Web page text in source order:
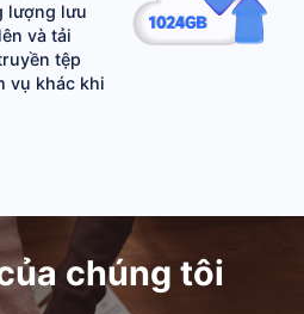
lượng lưu
và tải
tệp
vụ khác khi
chúng tôi